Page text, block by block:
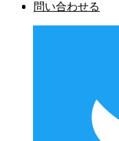
問い合わせる